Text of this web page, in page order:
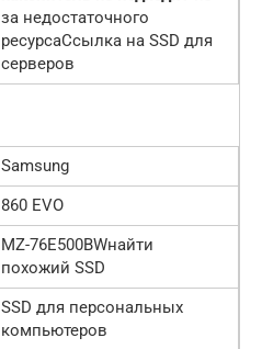
за недостаточного
ресурсаСсылка на SSD для
серверов
Samsung
860 EVO
MZ-76E500BWнайти
похожий SSD
SSD для персональных
компьютеров